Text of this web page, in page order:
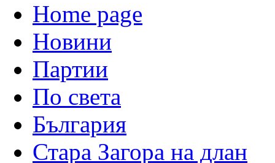
Home page
Новини
Партии
По света
България
Стара Загора на длан